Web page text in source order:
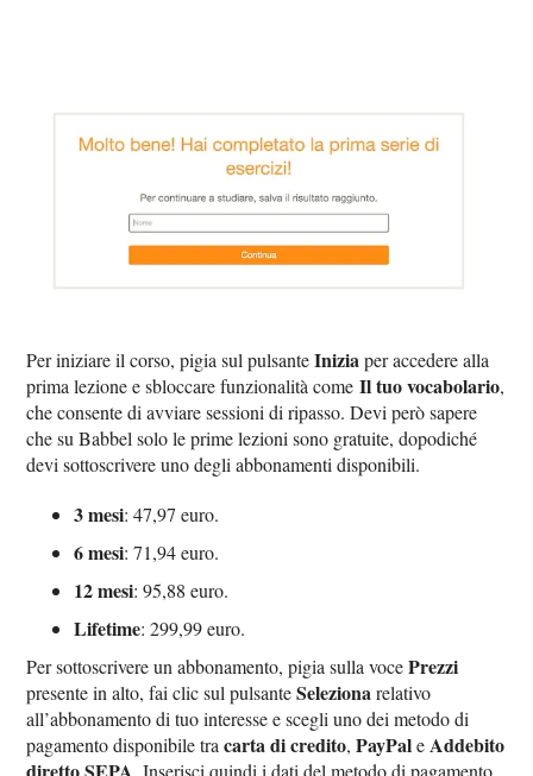
Per iniziare il corso, pigia sul pulsanteIniziaper accedere alla
prima lezione e sbloccare funzionalità comeIl tuo vocabolario,
che consente di avviare sessioni di ripasso. Devi però sapere
che su Babbel solo le prime lezioni sono gratuite, dopodiché
devi sottoscrivere uno degli abbonamenti disponibili.
3 mesi: 47,97 euro.
6 mesi: 71,94 euro.
12 mesi: 95,88 euro.
Lifetime: 299,99 euro.
Per sottoscrivere un abbonamento, pigia sulla vocePrezzi
presente in alto, fai clic sul pulsanteSelezionarelativo
all’abbonamento di tuo interesse e scegli uno dei metodo di
pagamento disponibile tracarta di credito,PayPaleAddebito